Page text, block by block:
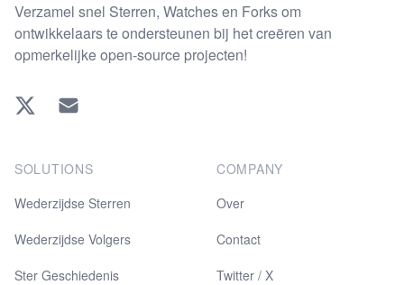
Verzamel snel Sterren, Watches en Forks om
ontwikkelaars te ondersteunen bij het creëren van
opmerkelijke open-source projecten!
Twitter EMAIL
SOLUTIONS
Wederzijdse Sterren
Wederzijdse Volgers
Ster Geschiedenis
COMPANY
Over
Contact
Twitter / X